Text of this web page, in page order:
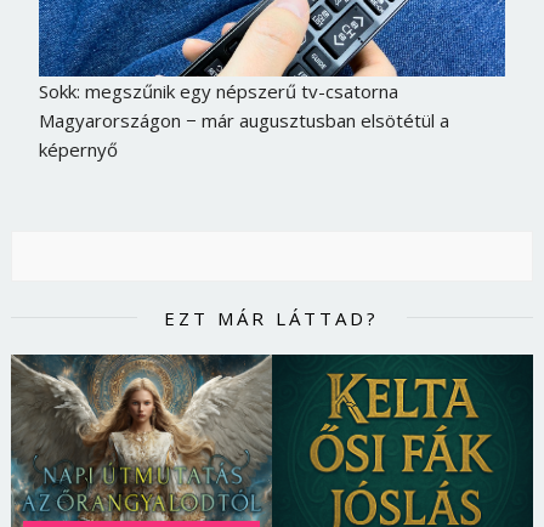
Sokk: megszűnik egy népszerű tv-csatorna
Magyarországon − már augusztusban elsötétül a
képernyő
EZT MÁR LÁTTAD?